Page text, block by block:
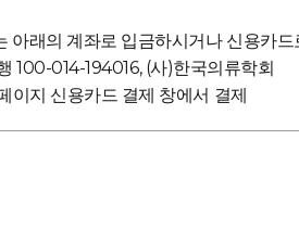
아래의 계좌로 입금하시거나 신용카
100-014-194016, (사)한국의류학회
이지 신용카드 결제 창에서 결제